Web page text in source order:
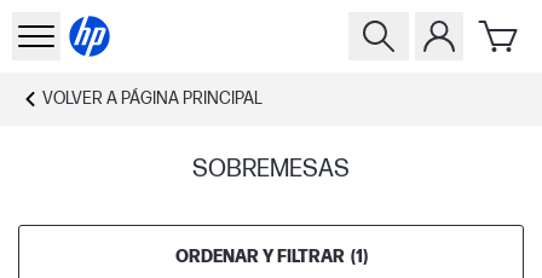
VOLVER A PÁGINA PRINCIPAL
SOBREMESAS
ORDENAR Y FILTRAR (1)